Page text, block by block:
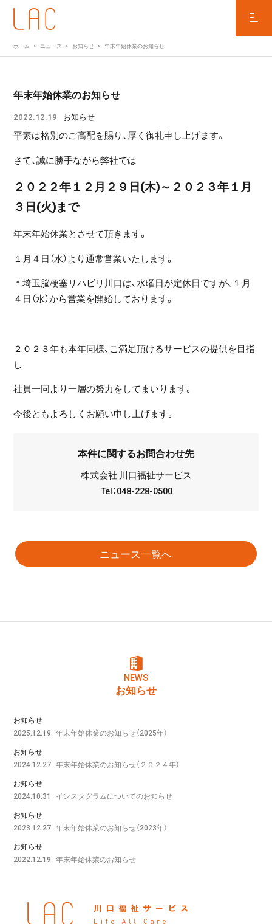
ホーム ニュース お知らせ 年末年始休業のお知らせ
年末年始休業のお知らせ
2022.12.19 お知らせ
平素は格別のご高配を賜り、厚く御礼申し上げます。
さて、誠に勝手ながら弊社では
２０２２年１２月２９日(木)～２０２３年１月
３日(火)まで
年末年始休業とさせて頂きます。
１月４日（水）より通常営業いたします。
＊埼玉脳梗塞リハビリ川口は、水曜日が定休日ですが、１月
４日（水）から営業を開始しております。
２０２３年も本年同様、ご満足頂けるサービスの提供を目指
し
社員一同より一層の努力をしてまいります。
今後ともよろしくお願い申し上げます。
本件に関するお問合わせ先
株式会社 川口福祉サービス
Tel：048-228-0500
ニュース一覧へ
NEWS
お知らせ
2025.12.19
お知らせ
年末年始休業のお知らせ（2025年）
2024.12.27
お知らせ
年末年始休業のお知らせ（２０２４年）
2024.10.31
お知らせ
インスタグラムについてのお知らせ
2023.12.27
お知らせ
年末年始休業のお知らせ（2023年）
2022.12.19
お知らせ
年末年始休業のお知らせ